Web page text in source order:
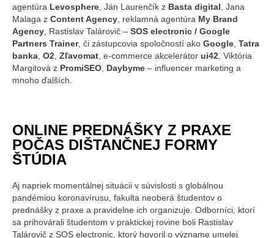
agentúra Levosphere , Ján Laurenčík z Basta digital , Jana
Malaga z Content Agency , reklamná agentúra My Brand
Agency , Rastislav Talárovič – SOS electronic / Google
Partners Trainer, či zástupcovia spoločností ako Google Tatra
banka O2 Zľavomat , e-commerce akcelerátor ui42 , Viktória
Margitová z PromiSEO Daybyme – influencer marketing a
mnoho ďalších.
ONLINE PREDNÁŠKY Z PRAXE
POČAS DIŠTANČNEJ FORMY
ŠTÚDIA
Aj napriek momentálnej situácii v súvislosti s globálnou
pandémiou koronavírusu, fakulta neoberá študentov o
prednášky z praxe a pravidelne ich organizuje. Odborníci, ktorí
sa prihovárali študentom v praktickej rovine boli Rastislav
Talárovič z SOS electronic, ktorý hovoril o význame umelej